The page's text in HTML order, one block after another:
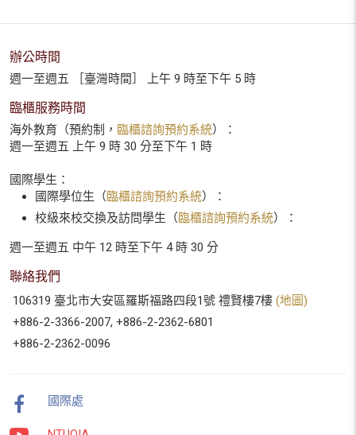
辦公時間
週一至週五 ［臺灣時間］ 上午 9 時至下午 5 時
臨櫃服務時間
海外教育（預約制， 臨櫃諮詢預約系統）：
週一至週五 上午 9 時 30 分至下午 1 時
國際學生：
國際學位生（臨櫃諮詢預約系統）：
校級來校交換及訪問學生（臨櫃諮詢預約系統）：
週一至週五 中午 12 時至下午 4 時 30 分
聯絡我們
106319 臺北市大安區羅斯福路四段1號 禮賢樓7樓 (地圖)
+886-2-3366-2007, +886-2-2362-6801
+886-2-2362-0096
國際處